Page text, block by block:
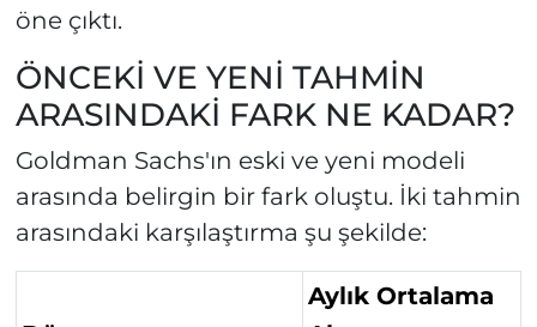
öne çıktı.
ÖNCEKİ VE YENİ TAHMİN
ARASINDAKİ FARK NE KADAR?
Goldman Sachs'ın eski ve yeni modeli
arasında belirgin bir fark oluştu. İki tahmin
arasındaki karşılaştırma şu şekilde:
Aylık Ortalama